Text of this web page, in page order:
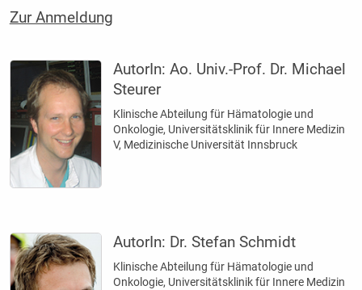
Zur Anmeldung
AutorIn:Ao. Univ.-Prof. Dr. Michael
Steurer
Klinische Abteilung für Hämatologie und
Onkologie, Universitätsklinik für Innere Medizin
V, Medizinische Universität Innsbruck
AutorIn: Dr. Stefan Schmidt
Klinische Abteilung für Hämatologie und
Onkologie, Universitätsklinik für Innere Medizin